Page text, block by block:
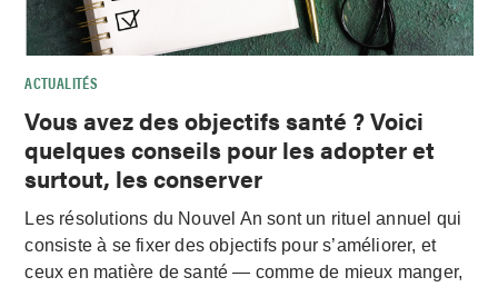
ACTUALITÉS
Vous avez des objectifs santé ? Voici
quelques conseils pour les adopter et
surtout, les conserver
Les résolutions du Nouvel An sont un rituel annuel qui
consiste à se fixer des objectifs pour s’améliorer, et
ceux en matière de santé — comme de mieux manger,